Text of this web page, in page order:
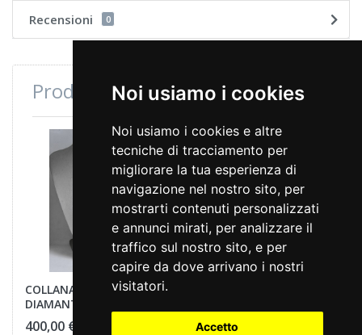
Noi usiamo i cookies
Noi usiamo i cookies e altre
tecniche di tracciamento per
migliorare la tua esperienza di
navigazione nel nostro sito, per
mostrarti contenuti personalizzati
e annunci mirati, per analizzare il
traffico sul nostro sito, e per
capire da dove arrivano i nostri
visitatori.
Accetto
Recensioni 0
Prodotti consultati di recente
COLLANA VINTAGE CON
DIAMANTI
400,00 €